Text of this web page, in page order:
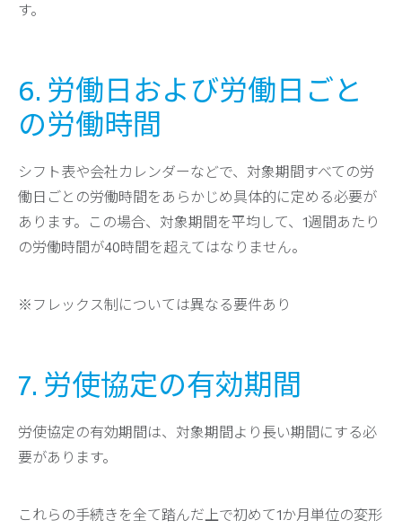
す。
6. 労働日および労働日ごと
の労働時間
シフト表や会社カレンダーなどで、対象期間すべての労
働日ごとの労働時間をあらかじめ具体的に定める必要が
あります。この場合、対象期間を平均して、1週間あたり
の労働時間が40時間を超えてはなりません。
※フレックス制については異なる要件あり
7. 労使協定の有効期間
労使協定の有効期間は、対象期間より長い期間にする必
要があります。
これらの手続きを全て踏んだ上で初めて1か月単位の変形